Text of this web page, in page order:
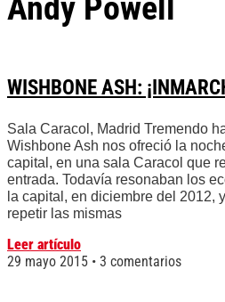
WISHBONE ASH:
Sala Caracol, Madrid Tremendo
Wishbone Ash nos ofreció la
capital, en una sala Caracol que
entrada. Todavía resonaban los
la capital, en diciembre del 2012,
repetir las mismas
Leer artículo
29 mayo 2015
3 comentarios